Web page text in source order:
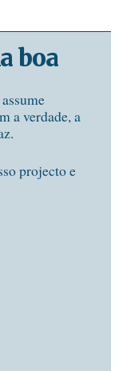
boa
a verdade, a
projecto e